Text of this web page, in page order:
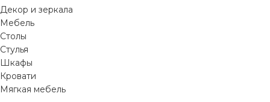
Декор и зеркала
Мебель
Столы
Стулья
Шкафы
Кровати
Мягкая мебель